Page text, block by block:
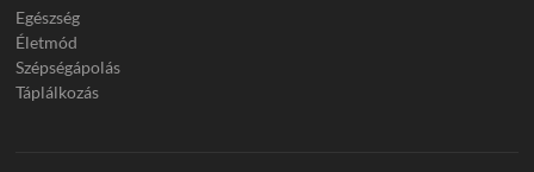
Egészség
Életmód
Szépségápolás
Táplálkozás